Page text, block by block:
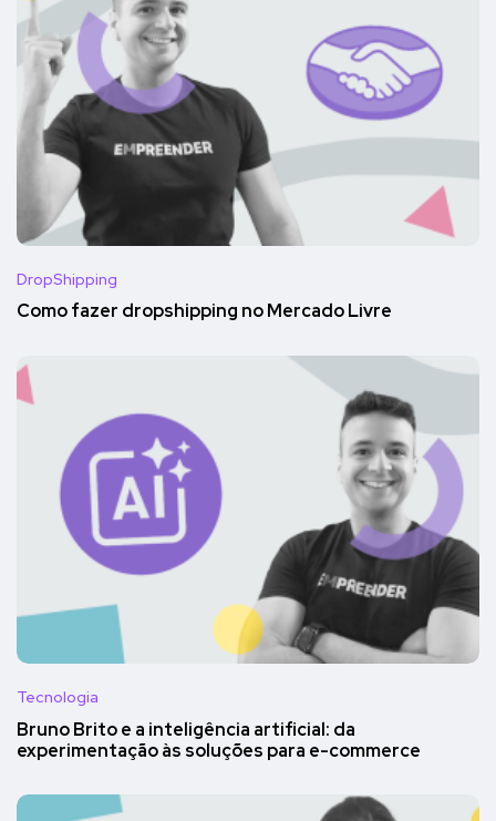
DropShipping
Como fazer dropshipping no Mercado Livre
Tecnologia
Bruno Brito e a inteligência artificial: da
experimentação às soluções para e-commerce